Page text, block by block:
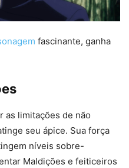
fascinante, ganha
as limitações de não
seu ápice. Sua força
níveis sobre-
Maldições e feiticeiros